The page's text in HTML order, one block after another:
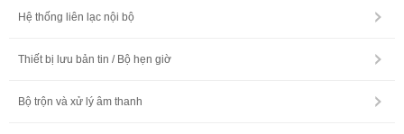
Hệ thống liên lạc nội bộ
Thiết bị lưu bản tin / Bộ hẹn giờ
Bộ trộn và xử lý âm thanh